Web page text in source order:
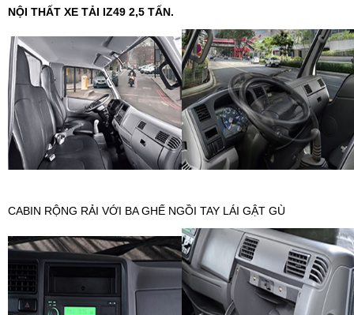
NỘI THẤT XE TẢI IZ49 2,5 TẤN.
CABIN RỘNG RẢI VỚI BA GHẾ NGỒI TAY LÁI GẬT GÙ